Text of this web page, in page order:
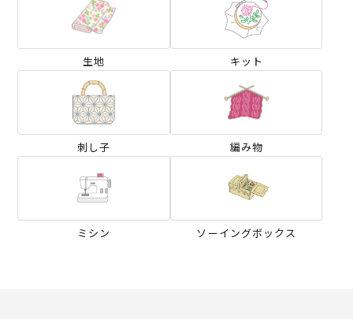
生地 キット
刺し子 編み物
ミシン ソーイングボックス